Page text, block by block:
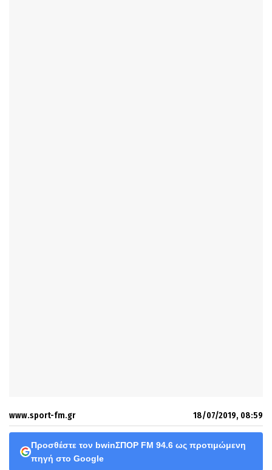
www.sport-fm.gr 18/07/2019, 08:59
Προσθέστε τον bwinΣΠΟΡ FM 94.6 ως προτιμώμενη
πηγή στο Google